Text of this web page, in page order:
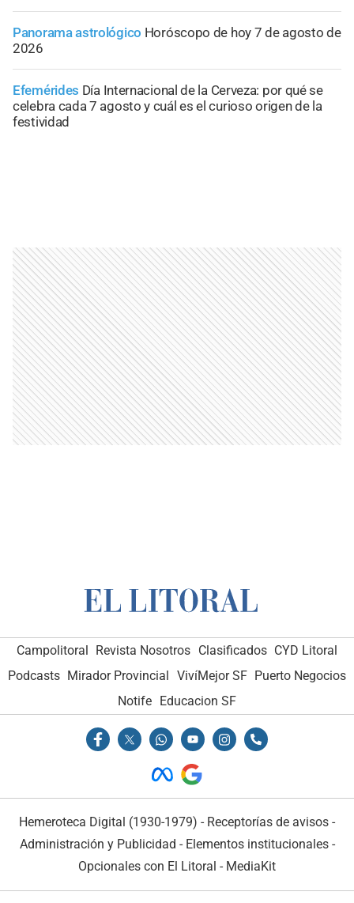
Panorama astrológico Horóscopo de hoy 7 de agosto de
2026
Efemérides Día Internacional de la Cerveza: por qué se
celebra cada 7 agosto y cuál es el curioso origen de la
festividad
Campolitoral Revista Nosotros Clasificados CYD Litoral
Podcasts Mirador Provincial VivíMejor SF Puerto Negocios
Notife Educacion SF
Hemeroteca Digital (1930-1979) - Receptorías de avisos -
Administración y Publicidad - Elementos institucionales-
Opcionales con El Litoral - MediaKit